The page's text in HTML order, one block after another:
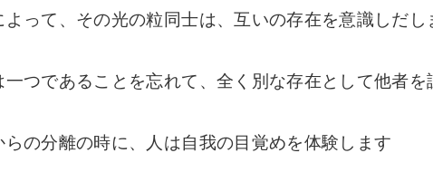
よって、その光の粒同士は、互いの存在を意識しだし
一つであることを忘れて、全く別な存在として他者を
らの分離の時に、人は自我の目覚めを体験します